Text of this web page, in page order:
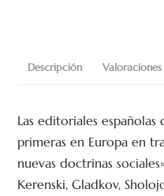
Descripción
Las editoriales españolas
primeras en Europa en
nuevas doctrinas
Kerenski, Gladkov,